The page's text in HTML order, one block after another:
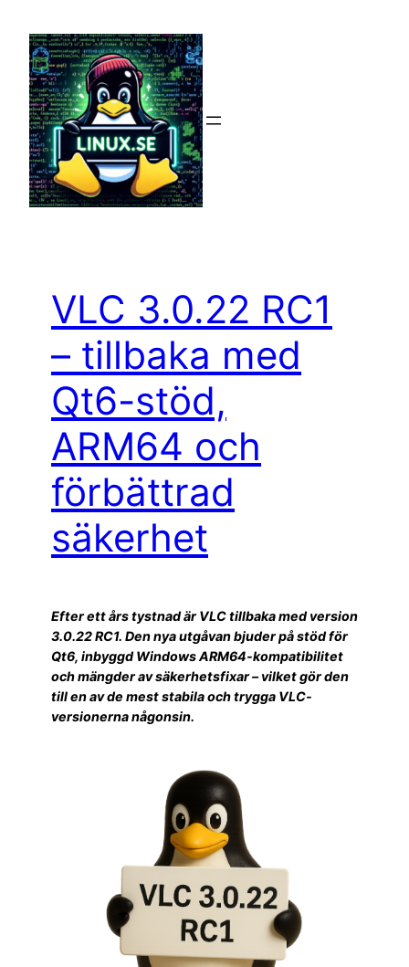
innehåll
VLC 3.0.22 RC1
– tillbaka med
Qt6-stöd,
ARM64 och
förbättrad
säkerhet
Efter ett års tystnad är VLC tillbaka med version
3.0.22 RC1. Den nya utgåvan bjuder på stöd för
Qt6, inbyggd Windows ARM64-kompatibilitet
och mängder av säkerhetsfixar – vilket gör den
till en av de mest stabila och trygga VLC-
versionerna någonsin.